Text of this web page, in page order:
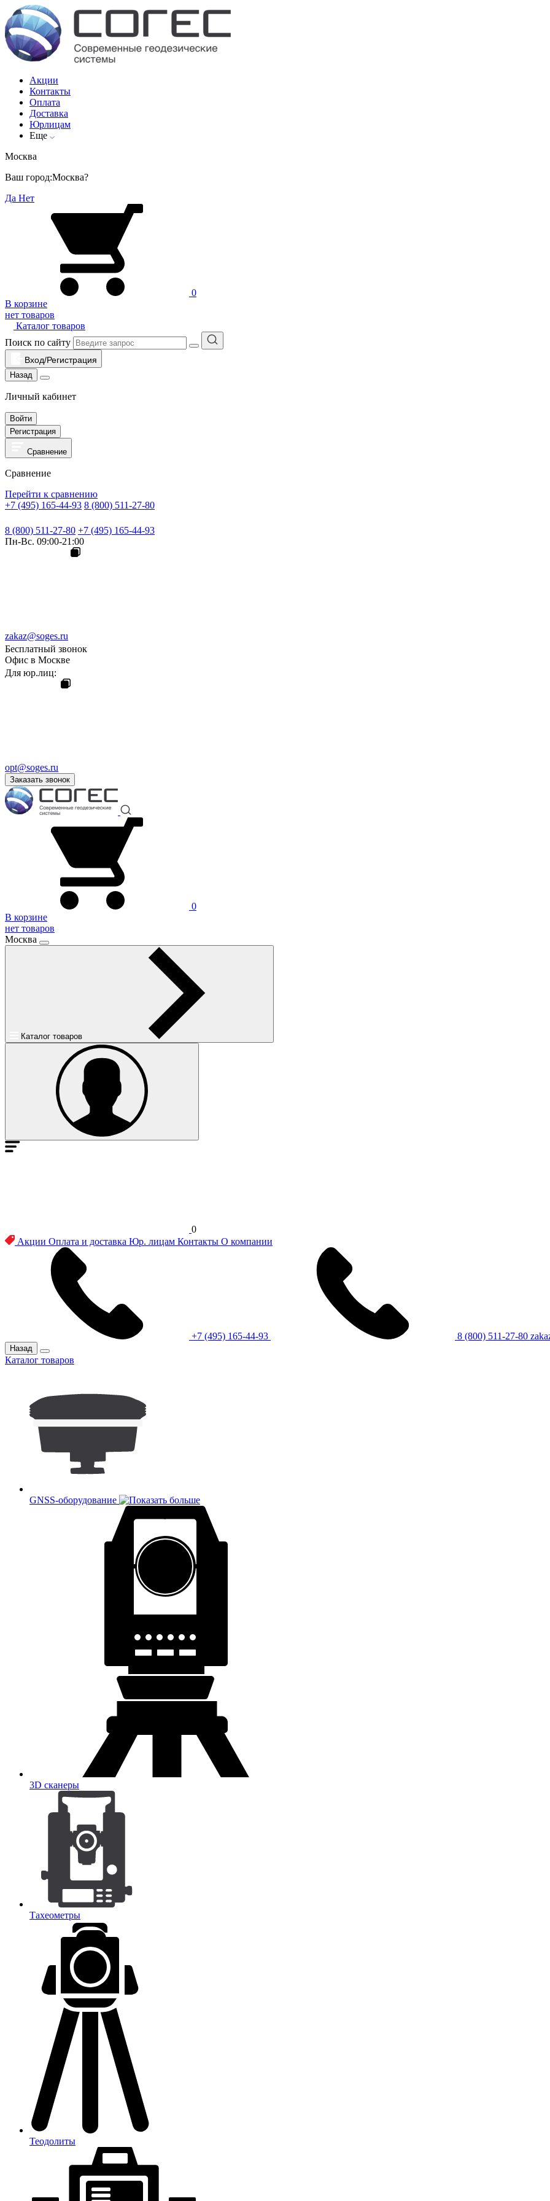
Акции
Контакты
Оплата
Доставка
Юрлицам
Еще
Москва
Ваш город:Москва?
Да Нет
0
В корзине
нет товаров
Каталог товаров
Поиск по сайту
Вход/Регистрация
Назад
Личный кабинет
Войти
Регистрация
Сравнение
Сравнение
Перейти к сравнению
+7 (495) 165-44-93 8 (800) 511-27-80
8 (800) 511-27-80 +7 (495) 165-44-93
Пн-Вс. 09:00-21:00
zakaz@soges.ru
Бесплатный звонок
Офис в Москве
Для юр.лиц:
opt@soges.ru
Заказать звонок
0
В корзине
нет товаров
Москва
Каталог товаров
0
Акции Оплата и доставка Юр. лицам Контакты О компании
+7 (495) 165-44-93 8 (800) 511-27-80
Назад
Каталог товаров
GNSS-оборудование
3D сканеры
Тахеометры
Теодолиты